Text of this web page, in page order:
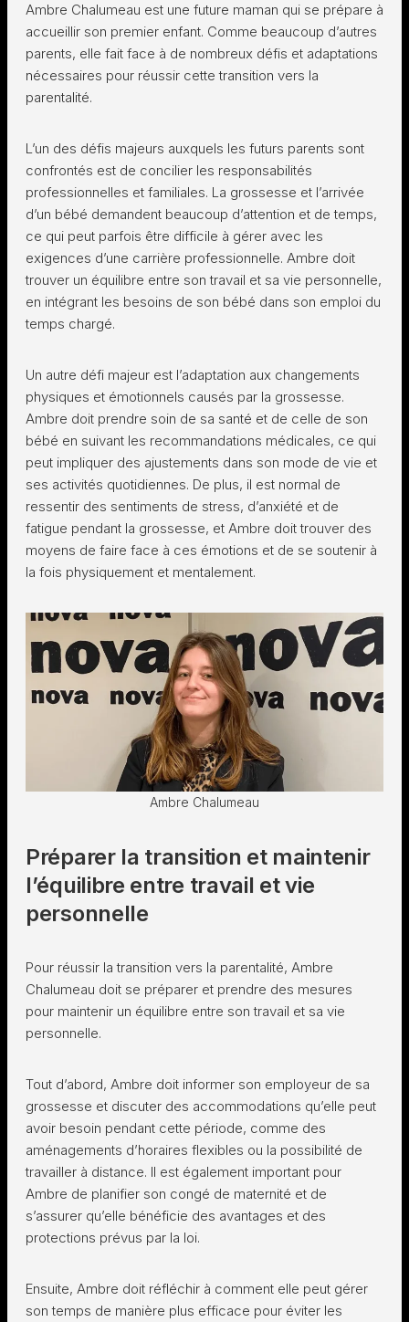
Ambre Chalumeau est une future maman qui se prépare à
accueillir son premier enfant. Comme beaucoup d’autres
parents, elle fait face à de nombreux défis et adaptations
nécessaires pour réussir cette transition vers la
parentalité.
L’un des défis majeurs auxquels les futurs parents sont
confrontés est de concilier les responsabilités
professionnelles et familiales. La grossesse et l’arrivée
d’un bébé demandent beaucoup d’attention et de temps,
ce qui peut parfois être difficile à gérer avec les
exigences d’une carrière professionnelle. Ambre doit
trouver un équilibre entre son travail et sa vie personnelle,
en intégrant les besoins de son bébé dans son emploi du
temps chargé.
Un autre défi majeur est l’adaptation aux changements
physiques et émotionnels causés par la grossesse.
Ambre doit prendre soin de sa santé et de celle de son
bébé en suivant les recommandations médicales, ce qui
peut impliquer des ajustements dans son mode de vie et
ses activités quotidiennes. De plus, il est normal de
ressentir des sentiments de stress, d’anxiété et de
fatigue pendant la grossesse, et Ambre doit trouver des
moyens de faire face à ces émotions et de se soutenir à
la fois physiquement et mentalement.
Ambre Chalumeau
Préparer la transition et maintenir
l’équilibre entre travail et vie
personnelle
Pour réussir la transition vers la parentalité, Ambre
Chalumeau doit se préparer et prendre des mesures
pour maintenir un équilibre entre son travail et sa vie
personnelle.
Tout d’abord, Ambre doit informer son employeur de sa
grossesse et discuter des accommodations qu’elle peut
avoir besoin pendant cette période, comme des
aménagements d’horaires flexibles ou la possibilité de
travailler à distance. Il est également important pour
Ambre de planifier son congé de maternité et de
s’assurer qu’elle bénéficie des avantages et des
protections prévus par la loi.
Ensuite, Ambre doit réfléchir à comment elle peut gérer
son temps de manière plus efficace pour éviter les